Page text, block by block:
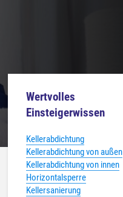
Wertvolles
Einsteigerwissen
Kellerabdichtung
Kellerabdichtung von außen
Kellerabdichtung von innen
Horizontalsperre
Kellersanierung